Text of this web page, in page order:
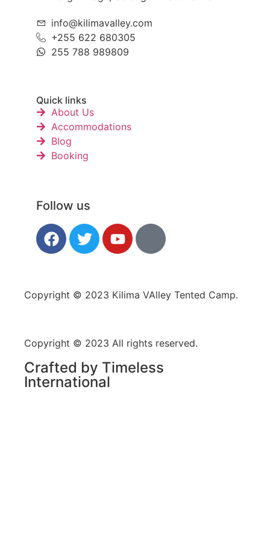
info@kilimavalley.com
+255 622 680305
255 788 989809
Quick links
About Us
Accommodations
Blog
Booking
Follow us
Copyright © 2023 Kilima VAlley Tented Camp.
Copyright © 2023 All rights reserved.
Crafted by Timeless
International